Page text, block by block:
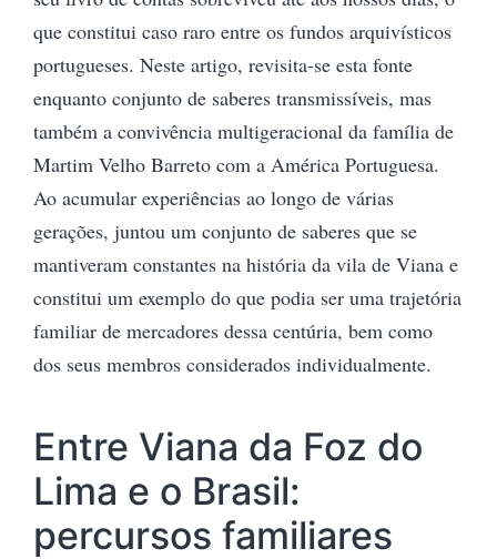
que constitui caso raro entre os fundos arquivísticos
portugueses. Neste artigo, revisita-se esta fonte
enquanto conjunto de saberes transmissíveis, mas
também a convivência multigeracional da família de
Martim Velho Barreto com a América Portuguesa.
Ao acumular experiências ao longo de várias
gerações, juntou um conjunto de saberes que se
mantiveram constantes na história da vila de Viana e
constitui um exemplo do que podia ser uma trajetória
familiar de mercadores dessa centúria, bem como
dos seus membros considerados individualmente.
Entre Viana da Foz do
Lima e o Brasil:
percursos familiares